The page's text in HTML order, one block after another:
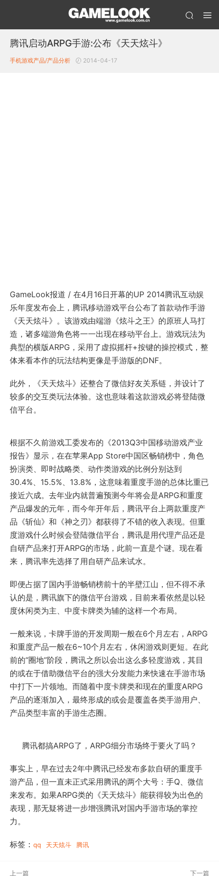
腾讯启动ARPG手游:公布《天天炫斗》
手机游戏产品/产品分析 2014-04-17
GameLook报道 / 在4月16日开幕的UP 2014腾讯互动娱
乐年度发布会上，腾讯移动游戏平台公布了首款动作手游
《天天炫斗》。该游戏由端游《炫斗之王》的原班人马打
造，诸多端游角色将一一出现在移动平台上。游戏玩法为
典型的横版ARPG，采用了虚拟摇杆+按键的操控模式，整
体来看本作的玩法结构更像是手游版的DNF。
此外，《天天炫斗》还整合了微信好友关系链，并设计了
较多的交互类玩法体验。这也意味着这款游戏必将登陆微
信平台。
根据不久前游戏工委发布的《2013Q3中国移动游戏产业
报告》显示，在在苹果App Store中国区畅销榜中，角色
扮演类、即时战略类、动作类游戏的比例分别达到
30.4%、15.5%、13.8%，这意味着重度手游的总体比重已
接近六成。去年业内就普遍预测今年将会是ARPG和重度
产品爆发的元年，而今年开年后，腾讯平台上两款重度产
品《斩仙》和《神之刃》都获得了不错的收入表现。但重
度游戏什么时候会登陆微信平台，腾讯是用代理产品还是
自研产品来打开ARPG的市场，此前一直是个谜。现在看
来，腾讯率先选择了用自研产品来试水。
即便占据了国内手游畅销榜前十的半壁江山，但不得不承
认的是，腾讯旗下的微信平台游戏，目前来看依然是以轻
度休闲类为主、中度卡牌类为辅的这样一个布局。
一般来说，卡牌手游的开发周期一般在6个月左右，ARPG
和重度产品一般在6~10个月左右，休闲游戏则更短。在此
前的“圈地”阶段，腾讯之所以会出这么多轻度游戏，其目
的或在于借助微信平台的强大分发能力来快速在手游市场
中打下一片领地。而随着中度卡牌类和现在的重度ARPG
产品的逐渐加入，最终形成的或会是覆盖各类手游用户、
产品类型丰富的手游生态圈。
腾讯都搞ARPG了，ARPG细分市场终于要火了吗？
事实上，早在过去2年中腾讯已经发布多款自研的重度手
游产品，但一直未正式采用腾讯的两个大号：手Q、微信
来发布。如果ARPG类的《天天炫斗》能获得较为出色的
表现，那无疑将进一步增强腾讯对国内手游市场的掌控
力。
标签： qq 天天炫斗 腾讯
上一篇 下一篇